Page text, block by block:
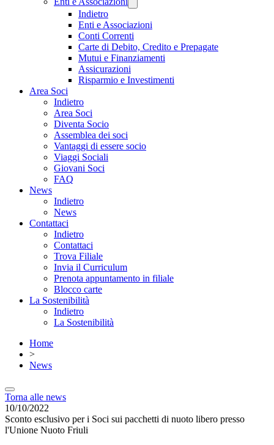
Indietro
Enti e Associazioni
Conti Correnti
Carte di Debito, Credito e Prepagate
Mutui e Finanziamenti
Assicurazioni
Risparmio e Investimenti
Area Soci
Indietro
Area Soci
Diventa Socio
Assemblea dei soci
Vantaggi di essere socio
Viaggi Sociali
Giovani Soci
FAQ
News
Indietro
News
Contattaci
Indietro
Contattaci
Trova Filiale
Invia il Curriculum
Prenota appuntamento in filiale
Blocco carte
La Sostenibilità
Indietro
La Sostenibilità
Home
>
News
Torna alle news
10/10/2022
Sconto esclusivo per i Soci sui pacchetti di nuoto libero presso
l'Unione Nuoto Friuli